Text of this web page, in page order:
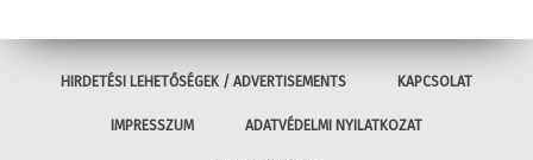
HIRDETÉSI LEHETŐSÉGEK / ADVERTISEMENTS KAPCSOLAT
IMPRESSZUM ADATVÉDELMI NYILATKOZAT